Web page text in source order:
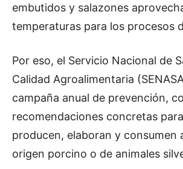
embutidos y salazones
temperaturas para los procesos
Por eso, el Servicio Nacional de
Calidad Agroalimentaria
campaña anual de prevención,
recomendaciones concretas
producen, elaboran y consumen
origen porcino o de animales